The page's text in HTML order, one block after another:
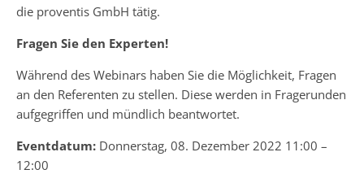
die proventis GmbH tätig.
Fragen Sie den Experten!
Während des Webinars haben Sie die Möglichkeit, Fragen
an den Referenten zu stellen. Diese werden in Fragerunden
aufgegriffen und mündlich beantwortet.
Eventdatum: Donnerstag, 08. Dezember 2022 11:00 –
12:00